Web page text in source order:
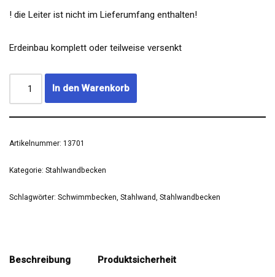
! die Leiter ist nicht im Lieferumfang enthalten!
Erdeinbau komplett oder teilweise versenkt
In den Warenkorb
Artikelnummer: 13701
Kategorie: Stahlwandbecken
Schlagwörter: Schwimmbecken, Stahlwand, Stahlwandbecken
Beschreibung Produktsicherheit